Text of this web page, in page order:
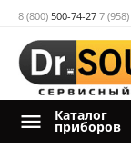
8 (800) 500-74-27 7 (958)
Каталог
приборов